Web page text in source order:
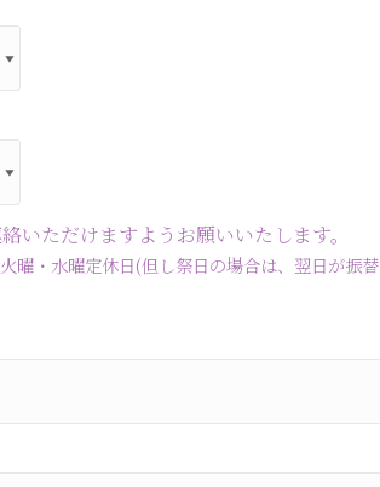
いただけますようお願いいたします。
・水曜定休日(但し祭日の場合は、翌日が振替